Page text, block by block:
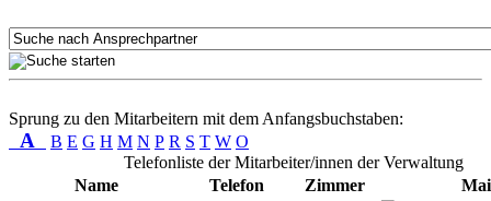
Sprung zu den Mitarbeitern mit dem Anfangsbuchstaben:
A B E G H M N P R S T W O
Telefonliste der Mitarbeiter/innen der Verwaltung
Name
Telefon Zimmer